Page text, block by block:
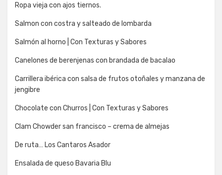
Ropa vieja con ajos tiernos.
Salmon con costra y salteado de lombarda
Salmón al horno | Con Texturas y Sabores
Canelones de berenjenas con brandada de bacalao
Carrillera ibérica con salsa de frutos otoñales y manzana de
jengibre
Chocolate con Churros | Con Texturas y Sabores
Clam Chowder san francisco – crema de almejas
De ruta… Los Cantaros Asador
Ensalada de queso Bavaria Blu